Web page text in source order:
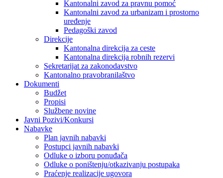
Kantonalni zavod za pravnu pomoć
Kantonalni zavod za urbanizam i prostorno
uređenje
Pedagoški zavod
Direkcije
Kantonalna direkcija za ceste
Kantonalna direkcija robnih rezervi
Sekretarijat za zakonodavstvo
Kantonalno pravobranilaštvo
Dokumenti
Budžet
Propisi
Službene novine
Javni Pozivi/Konkursi
Nabavke
Plan javnih nabavki
Postupci javnih nabavki
Odluke o izboru ponuđača
Odluke o poništenju/otkazivanju postupaka
Praćenje realizacije ugovora